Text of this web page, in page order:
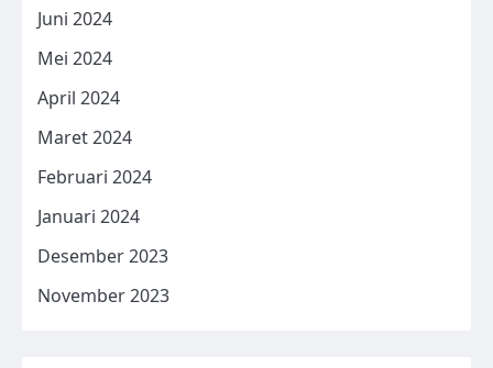
Juni 2024
Mei 2024
April 2024
Maret 2024
Februari 2024
Januari 2024
Desember 2023
November 2023